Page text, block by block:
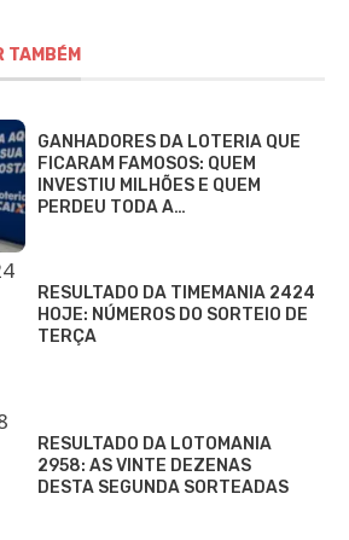
TAMBÉM
GANHADORES DA LOTERIA QUE
FICARAM FAMOSOS: QUEM
INVESTIU MILHÕES E QUEM
PERDEU TODA A…
RESULTADO DA TIMEMANIA 2424
HOJE: NÚMEROS DO SORTEIO DE
TERÇA
RESULTADO DA LOTOMANIA
2958: AS VINTE DEZENAS
DESTA SEGUNDA SORTEADAS